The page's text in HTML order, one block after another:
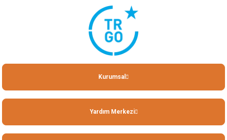
Kurumsal
Yardım Merkezi